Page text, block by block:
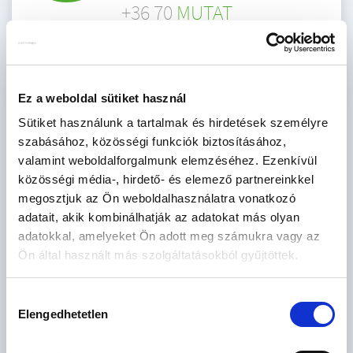
Ez a weboldal sütiket használ
Sütiket használunk a tartalmak és hirdetések személyre
szabásához, közösségi funkciók biztosításához,
valamint weboldalforgalmunk elemzéséhez. Ezenkívül
közösségi média-, hirdető- és elemező partnereinkkel
megosztjuk az Ön weboldalhasználatra vonatkozó
adatait, akik kombinálhatják az adatokat más olyan
adatokkal, amelyeket Ön adott meg számukra vagy az
Ön által használt más szolgáltatásokból gyűjtöttek.
kiválasztása
Elengedhetetlen
+36 70 MUTAT
AJÁNLATOT KÉREK
Érdekel az OTP Bank kedvezményes lakáshitel ajánlata? *
Igen